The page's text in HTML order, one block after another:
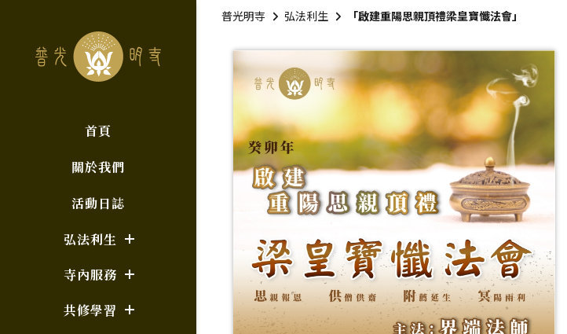
首頁
關於我們
活動日誌
弘法利生
寺內服務
共修學習
普光明寺 弘法利生 「啟建重陽思親頂禮梁皇寶懺法會」